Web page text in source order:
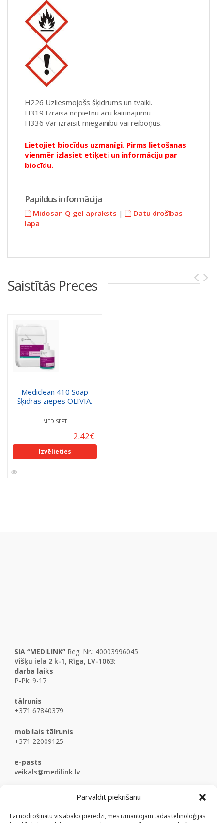
Pārvaldīt piekrišanu
Lai nodrošinātu vislabāko pieredzi, mēs izmantojam tādas tehnoloģijas
H226 Uzliesmojošs šķidrums un tvaiki.
H319 Izraisa nopietnu acu kairinājumu.
H336 Var izraisīt miegainību vai reiboņus.
Lietojiet biocīdus uzmanīgi. Pirms lietošanas
vienmēr izlasiet etiķeti un informāciju par
biocīdu.
Papildus informācija
Midosan Q gel apraksts |
Datu drošības
lapa
Saistītās Preces
Mediclean 410 Soap
šķidrās ziepes OLIVIA.
MEDISEPT
2.42€
Izvēlieties
SIA “MEDILINK” Reg. Nr.: 40003996045
Višķu iela 2 k-1, Rīga, LV-1063:
darba laiks
P-Pk: 9-17
tālrunis
+371 67840379
mobilais tālrunis
+371 22009125
e-pasts
veikals@medilink.lv